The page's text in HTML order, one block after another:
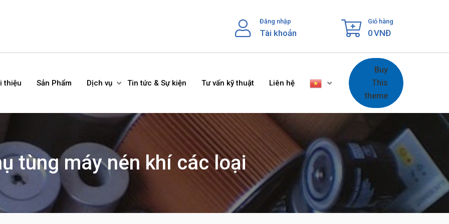
Đăng nhập
Tài khoản
Giỏ hàng
0VNĐ
thiệu Sản Phẩm Dịch vụ Tin tức & Sự kiện Tư vấn kỹ thuật Liên hệ
Buy
This
theme
tùng máy nén khí các loại